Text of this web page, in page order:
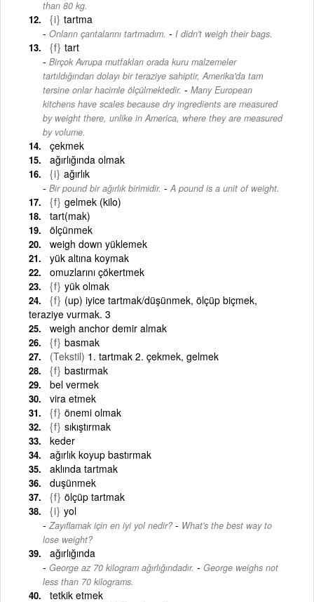
than 80 kg.
{i} tartma
Onların çantalarını tartmadım. - I didn't weigh their bags.
{f} tart
Birçok Avrupa mutfakları orada kuru malzemeler
tartıldığından dolayı bir teraziye sahiptir, Amerika'da tam
tersine onlar hacimle ölçülmektedir. - Many European
kitchens have scales because dry ingredients are measured
by weight there, unlike in America, where they are measured
by volume.
çekmek
ağırlığında olmak
{i} ağırlık
Bir pound bir ağırlık birimidir. - A pound is a unit of weight.
{f} gelmek (kilo)
tart(mak)
ölçünmek
weigh down yüklemek
yük altına koymak
omuzlarını çökertmek
{f} yük olmak
{f} (up) iyice tartmak/düşünmek, ölçüp biçmek,
teraziye vurmak. 3
weigh anchor demir almak
{f} basmak
(Tekstil) 1. tartmak 2. çekmek, gelmek
{f} bastırmak
bel vermek
vira etmek
{f} önemi olmak
{f} sıkıştırmak
keder
ağırlık koyup bastırmak
aklında tartmak
duşünmek
{f} ölçüp tartmak
{i} yol
Zayıflamak için en iyi yol nedir? - What's the best way to
lose weight?
ağırlığında
George az 70 kilogram ağırlığındadır. - George weighs not
less than 70 kilograms.
tetkik etmek